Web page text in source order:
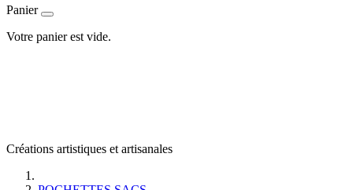
Panier
Votre panier est vide.
Créations artistiques et artisanales